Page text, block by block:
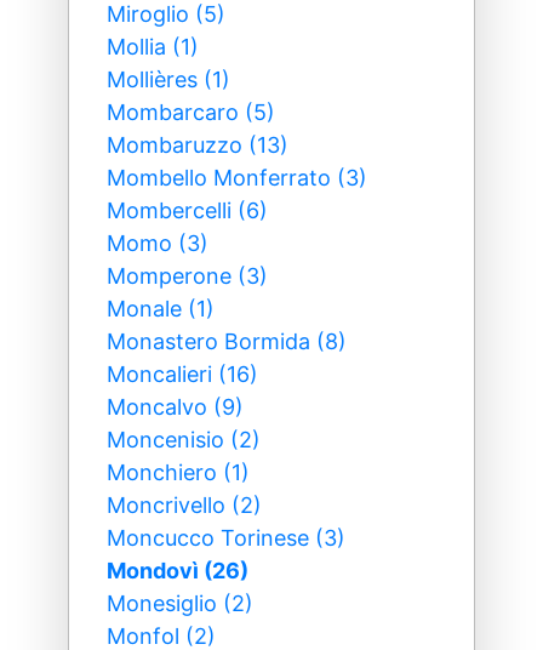
Miroglio (5)
Mollia (1)
Mollières (1)
Mombarcaro (5)
Mombaruzzo (13)
Mombello Monferrato (3)
Mombercelli (6)
Momo (3)
Momperone (3)
Monale (1)
Monastero Bormida (8)
Moncalieri (16)
Moncalvo (9)
Moncenisio (2)
Monchiero (1)
Moncrivello (2)
Moncucco Torinese (3)
Mondovì (26)
Monesiglio (2)
Monfol (2)